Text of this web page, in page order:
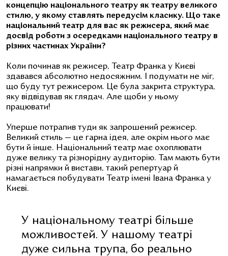
концепцію національного театру як театру великого
стилю, у якому ставлять передусім класику. Що таке
національний театр для вас як режисера, який має
досвід роботи з осередками національного театру в
різних частинах України?
Коли починав як режисер, Театр Франка у Києві
здавався абсолютно недосяжним. І подумати не міг,
що буду тут режисером. Це була закрита структура,
яку відвідував як глядач. Але щоби у ньому
працювати!
Уперше потрапив туди як запрошений режисер.
Великий стиль — це гарна ідея, але окрім нього має
бути й інше. Національний театр має охоплювати
дуже велику та різнорідну аудиторію. Там мають бути
різні напрямки й вистави, такий репертуар й
намагається побудувати Театр імені Івана Франка у
Києві.
У національному театрі більше
можливостей. У нашому театрі
дуже сильна трупа, бо реально